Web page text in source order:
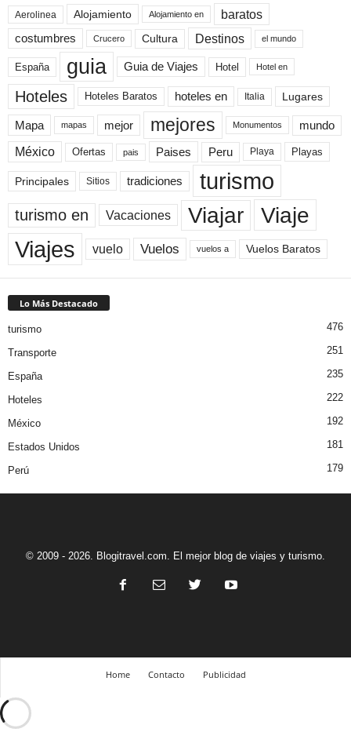
Aerolinea Alojamiento Alojamiento en baratos
costumbres Crucero Cultura Destinos el mundo
España guia Guia de Viajes Hotel Hotel en
Hoteles Hoteles Baratos hoteles en Italia Lugares
Mapa mapas mejor mejores Monumentos mundo
México Ofertas pais Paises Peru Playa Playas
Principales Sitios tradiciones turismo
turismo en Vacaciones Viajar Viaje
Viajes vuelo Vuelos vuelos a Vuelos Baratos
Lo Más Destacado
turismo 476
Transporte 251
España 235
Hoteles 222
México 192
Estados Unidos 181
Perú 179
© 2009 - 2026. Blogitravel.com. El mejor blog de viajes y turismo.
Home Contacto Publicidad